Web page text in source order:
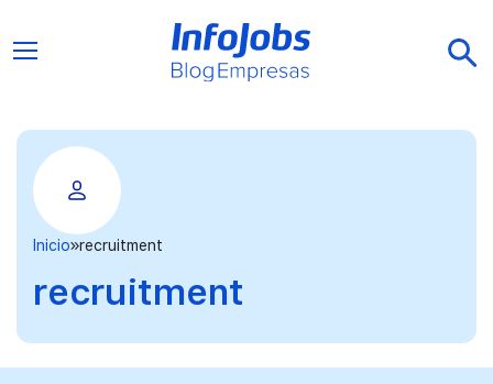
Inicio recruitment
recruitment